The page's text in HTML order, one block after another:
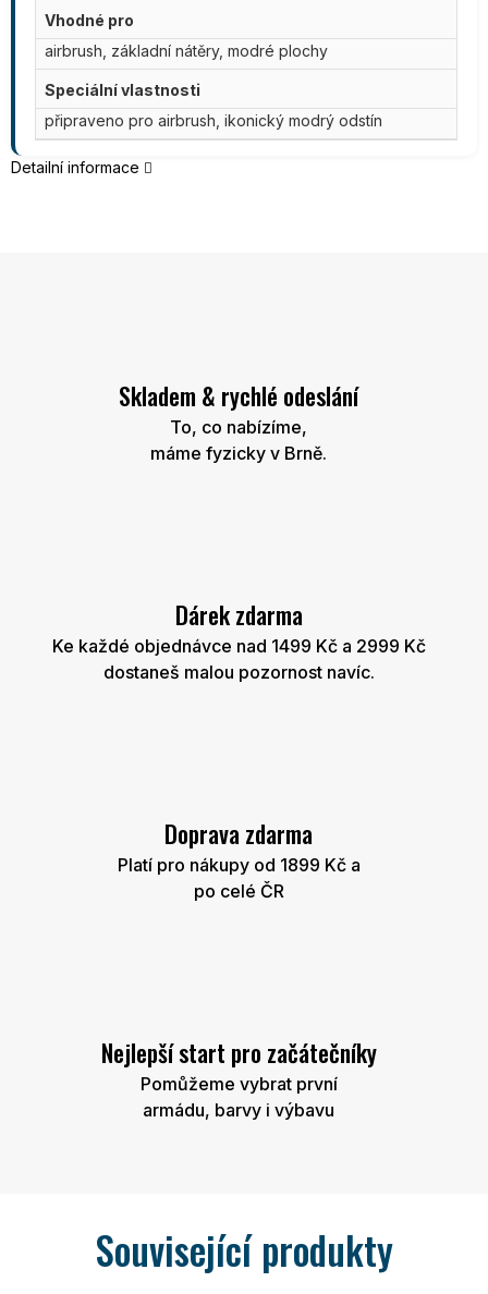
Vhodné pro
airbrush, základní nátěry, modré plochy
Speciální vlastnosti
připraveno pro airbrush, ikonický modrý odstín
Detailní informace
Skladem & rychlé odeslání
To, co nabízíme,
máme fyzicky v Brně.
Dárek zdarma
Ke každé objednávce nad 1499 Kč a 2999 Kč
dostaneš malou pozornost navíc.
Doprava zdarma
Platí pro nákupy od 1899 Kč a
po celé ČR
Nejlepší start pro začátečníky
Pomůžeme vybrat první
armádu, barvy i výbavu
Související produkty